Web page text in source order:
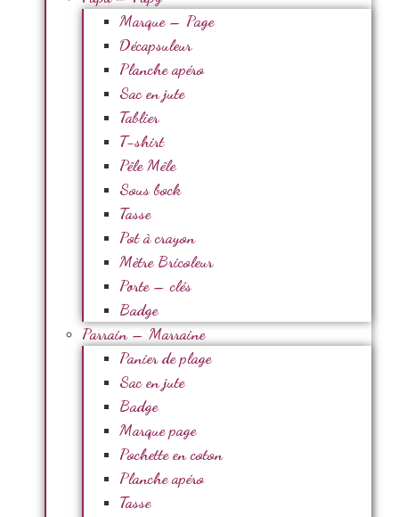
Marque – Page
Décapsuleur
Planche apéro
Sac en jute
Tablier
T-shirt
Pêle Mêle
Sous bock
Tasse
Pot à crayon
Mètre Bricoleur
Porte – clés
Badge
Parrain – Marraine
Panier de plage
Sac en jute
Badge
Marque page
Pochette en coton
Planche apéro
Tasse